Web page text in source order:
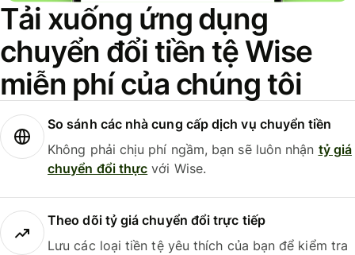
Tải xuống ứng dụng
chuyển đổi tiền tệ Wise
miễn phí của chúng tôi
So sánh các nhà cung cấp dịch vụ chuyển tiền
Không phải chịu phí ngầm, bạn sẽ luôn nhận tỷ giá
chuyển đổi thực với Wise.
Theo dõi tỷ giá chuyển đổi trực tiếp
Lưu các loại tiền tệ yêu thích của bạn để kiểm tra